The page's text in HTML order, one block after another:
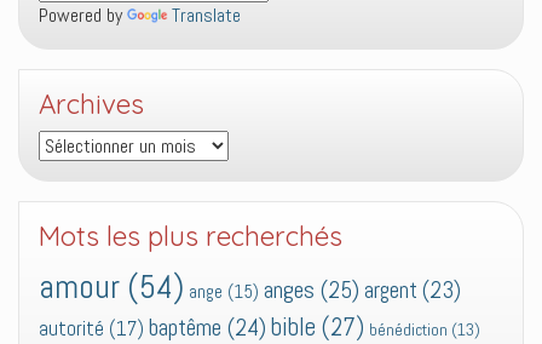
Powered by Translate
Archives
Archives
Mots les plus recherchés
amour (54) ange (15) anges (25) argent (23)
autorité (17) baptême (24) bible (27) bénédiction (13)